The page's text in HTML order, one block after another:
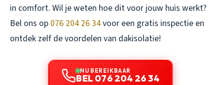
in comfort. Wil je weten hoe dit voor jouw huis werkt?
Bel ons op 076 204 26 34voor een gratis inspectie en
ontdek zelf de voordelen van dakisolatie!
NU BEREIKBAAR
BEL 076 204 26 34